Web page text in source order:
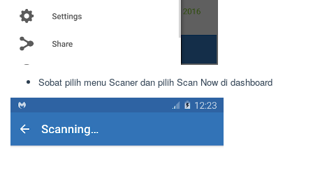
Sobat pilih menu Scaner dan pilih Scan Now di dashboard